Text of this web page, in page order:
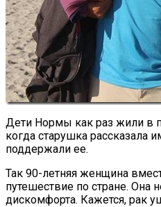
Дети Нормы как раз жили в
когда старушка рассказала
поддержали ее.
Так 90-летняя женщина
путешествие по стране. Она
дискомфорта. Кажется, рак